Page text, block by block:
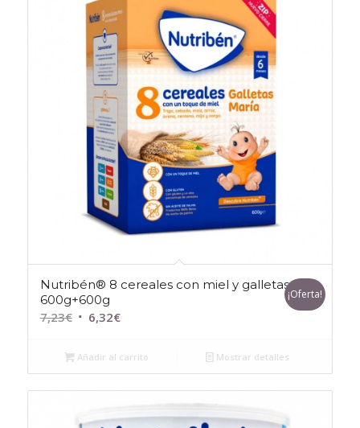
Nutribén® 8 cereales con miel y galletas
600g+600g
7,23€ El
original
era:
7,23€.
6,32€El
actual
es:
6,32€.
¡Oferta!
Añadir al carrito Mostrar detalles